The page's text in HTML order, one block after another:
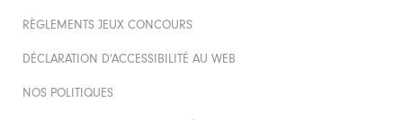
RÈGLEMENTS JEUX CONCOURS
DÉCLARATION D'ACCESSIBILITÉ AU WEB
NOS POLITIQUES